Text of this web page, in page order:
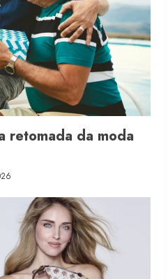
retomada da moda